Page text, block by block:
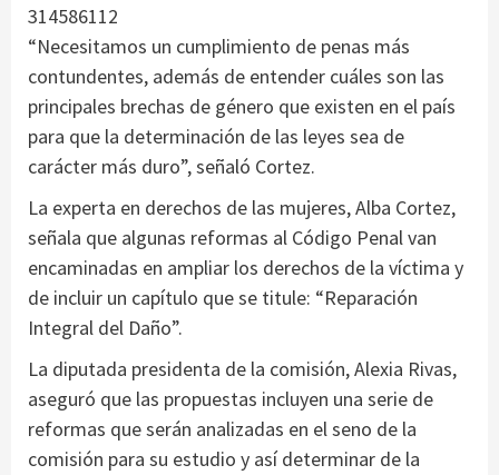
314586112
“Necesitamos un cumplimiento de penas más
contundentes, además de entender cuáles son las
principales brechas de género que existen en el país
para que la determinación de las leyes sea de
carácter más duro”, señaló Cortez.
La experta en derechos de las mujeres, Alba Cortez,
señala que algunas reformas al Código Penal van
encaminadas en ampliar los derechos de la víctima y
de incluir un capítulo que se titule: “Reparación
Integral del Daño”.
La diputada presidenta de la comisión, Alexia Rivas,
aseguró que las propuestas incluyen una serie de
reformas que serán analizadas en el seno de la
comisión para su estudio y así determinar de la